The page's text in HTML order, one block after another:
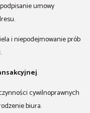
umowy
i niepodejmowanie prób
.
cywilnoprawnych
biura.